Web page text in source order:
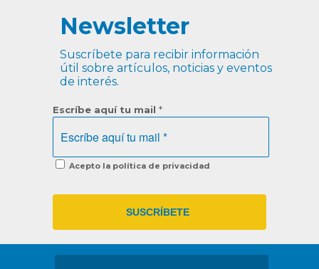
Newsletter
Suscríbete para recibir información
útil sobre artículos, noticias y eventos
de interés.
Escríbe aquí tu mail *
Acepto la política de privacidad